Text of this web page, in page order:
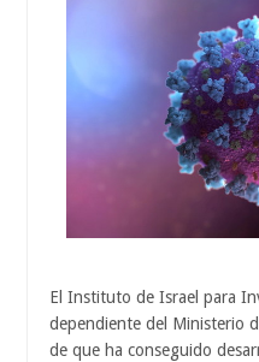
El Instituto de Israel para
dependiente del Ministerio
de que ha conseguido